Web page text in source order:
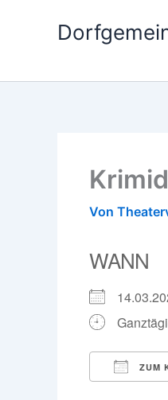
Von
WANN
ZUM